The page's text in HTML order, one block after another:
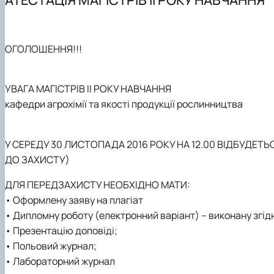
Нормативно-правові акти
Лабораторії кафедри
Академічна доброчесність
Проєкт освітньої програми для обговорення
Документи освітньої програми
Науково-дослідна інфраструктура
Зворотний зв'язок
ОГОЛОШЕННЯ!!!
УВАГА МАГІСТРІВ ІІ РОКУ НАВЧАННЯ
кафедри агрохімії та якості продукції рослинництва
У СЕРЕДУ 30 ЛИСТОПАДА 2016 РОКУ НА 12.00
ДО ЗАХИСТУ)
ДЛЯ ПЕРЕДЗАХИСТУ НЕОБХІДНО МАТИ:
• Оформлену заяву на плагіат
• Дипломну роботу (електронний варіант) – виконану
• Презентацію доповіді;
• Польовий журнал;
• Лабораторний журнал